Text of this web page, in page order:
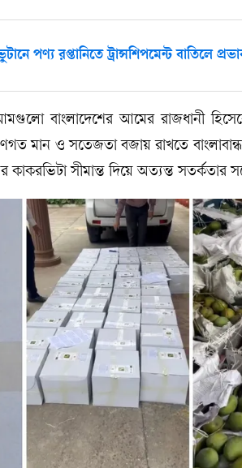
পণ্য রপ্তানিতে ট্রান্সশিপমেন্ট বাতিলে
বাংলাদেশের আমের রাজধানী
মান ও সতেজতা বজায় রাখতে
কাকরভিটা সীমান্ত দিয়ে অত্যন্ত সতর্কতার